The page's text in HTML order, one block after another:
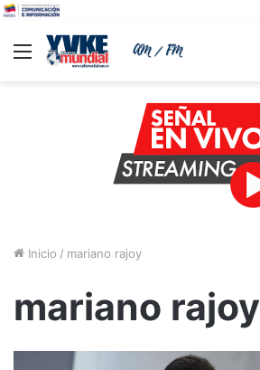
Menu
Inicio / mariano rajoy
mariano rajoy